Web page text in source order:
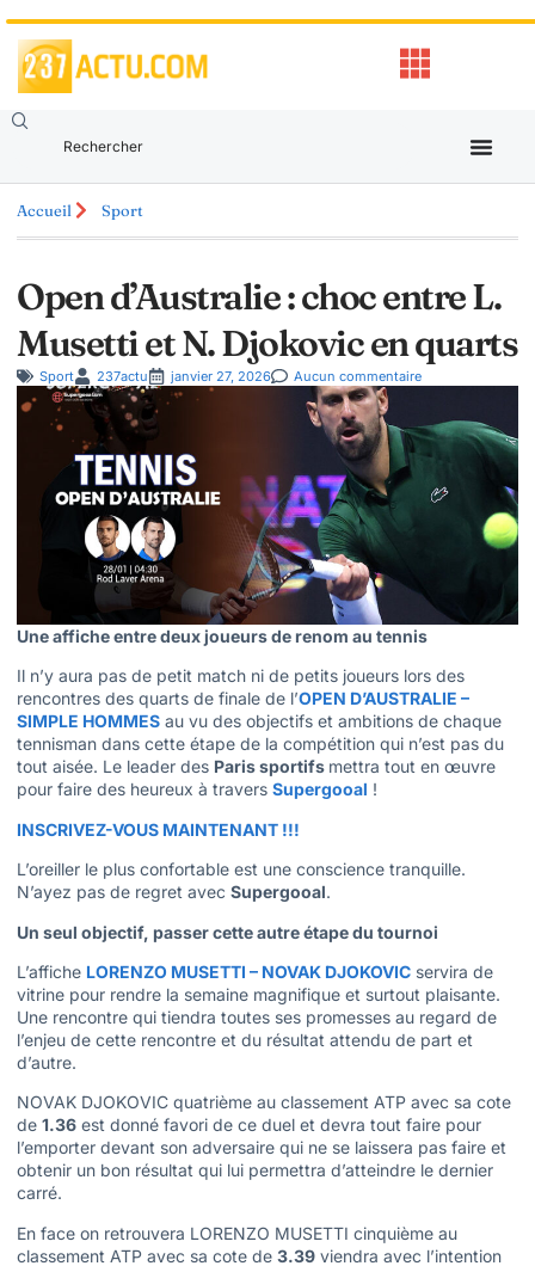
Accueil Sport
Open d’Australie : choc entre L.
Musetti et N. Djokovic en quarts
Sport 237actu janvier 27, 2026 Aucun commentaire
Une affiche entre deux joueurs de renom au tennis
Il n’y aura pas de petit match ni de petits joueurs lors des
rencontres des quarts de finale de l’OPEN D’AUSTRALIE –
SIMPLE HOMMES au vu des objectifs et ambitions de chaque
tennisman dans cette étape de la compétition qui n’est pas du
tout aisée. Le leader des Paris sportifs mettra tout en œuvre
pour faire des heureux à travers Supergooal !
INSCRIVEZ-VOUS MAINTENANT !!!
L’oreiller le plus confortable est une conscience tranquille.
N’ayez pas de regret avec Supergooal.
Un seul objectif, passer cette autre étape du tournoi
L’affiche LORENZO MUSETTI – NOVAK DJOKOVIC servira de
vitrine pour rendre la semaine magnifique et surtout plaisante.
Une rencontre qui tiendra toutes ses promesses au regard de
l’enjeu de cette rencontre et du résultat attendu de part et
d’autre.
NOVAK DJOKOVIC quatrième au classement ATP avec sa cote
de 1.36 est donné favori de ce duel et devra tout faire pour
l’emporter devant son adversaire qui ne se laissera pas faire et
obtenir un bon résultat qui lui permettra d’atteindre le dernier
carré.
En face on retrouvera LORENZO MUSETTI cinquième au
classement ATP avec sa cote de 3.39 viendra avec l’intention